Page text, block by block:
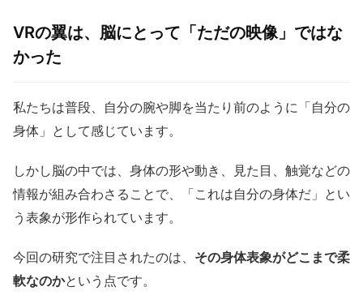
VRの翼は、脳にとって「ただの映像」ではな
かった
私たちは普段、自分の腕や脚を当たり前のように「自分の
身体」として感じています。
しかし脳の中では、身体の形や動き、見た目、触覚などの
情報が組み合わさることで、「これは自分の身体だ」とい
う表象が形作られています。
今回の研究で注目されたのは、 その身体表象がどこまで柔
軟なのかという点です。